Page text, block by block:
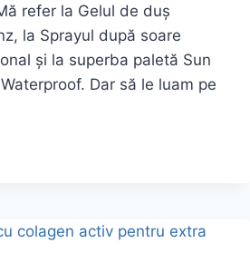
refer la Gelul de duș
la Sprayul după soare
și la superba paletă Sun
Dar să le luam pe